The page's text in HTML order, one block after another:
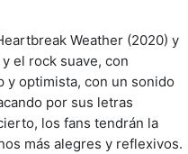
Weather (2020) y
el rock suave, con
y optimista, con un sonido
por sus letras
los fans tendrán la
más alegres y reflexivos.